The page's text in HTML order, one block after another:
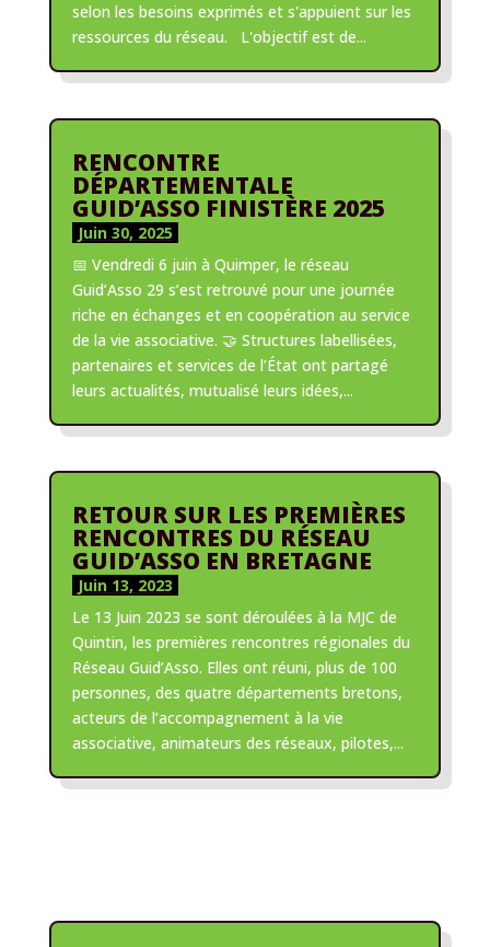
selon les besoins exprimés et s'appuient sur les
ressources du réseau. L'objectif est de...
RENCONTRE
DÉPARTEMENTALE
GUID’ASSO FINISTÈRE 2025
Juin 30, 2025
📅 Vendredi 6 juin à Quimper, le réseau
Guid’Asso 29 s’est retrouvé pour une journée
riche en échanges et en coopération au service
de la vie associative. 🤝 Structures labellisées,
partenaires et services de l’État ont partagé
leurs actualités, mutualisé leurs idées,...
RETOUR SUR LES PREMIÈRES
RENCONTRES DU RÉSEAU
GUID’ASSO EN BRETAGNE
Juin 13, 2023
Le 13 Juin 2023 se sont déroulées à la MJC de
Quintin, les premières rencontres régionales du
Réseau Guid’Asso. Elles ont réuni, plus de 100
personnes, des quatre départements bretons,
acteurs de l’accompagnement à la vie
associative, animateurs des réseaux, pilotes,...